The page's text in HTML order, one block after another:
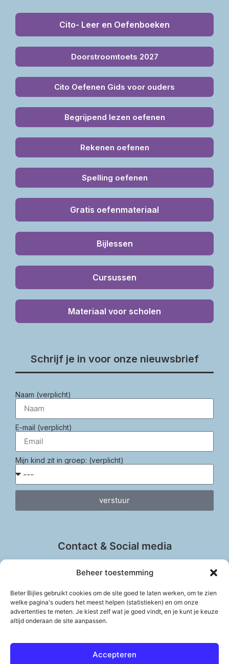
Beheer toestemming
Beter Bijles gebruikt cookies om de site goed te laten werken, om te zien
welke pagina's ouders het meest helpen (statistieken) en om onze
advertenties te meten. Je kiest zelf wat je goed vindt, en je kunt je keuze
altijd onderaan de site aanpassen.
Accepteren
Cito- Leer en Oefenboeken
Doorstroomtoets 2027
Cito Oefenen Gids voor ouders
Begrijpend lezen oefenen
Rekenen oefenen
Spelling oefenen
Gratis oefenmateriaal
Bijlessen
Cursussen
Materiaal voor scholen
Schrijf je in voor onze nieuwsbrief
Naam (verplicht)
E-mail (verplicht)
Mijn kind zit in groep: (verplicht)
verstuur
Contact & Social media
info@beter-bijles.nl
Vul het contactformulier in